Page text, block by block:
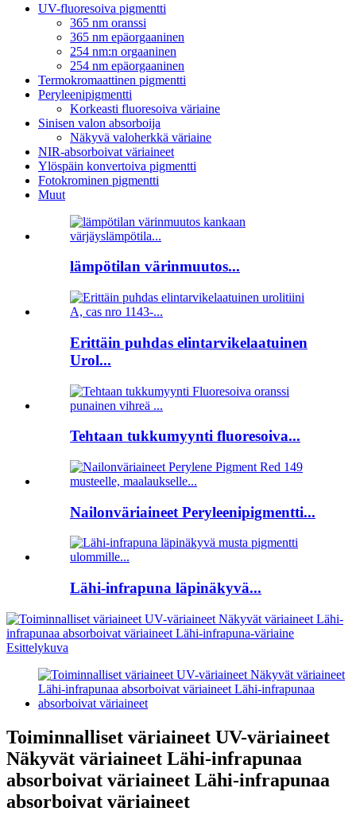
UV-fluoresoiva pigmentti
365 nm oranssi
365 nm epäorgaaninen
254 nm:n orgaaninen
254 nm epäorgaaninen
Termokromaattinen pigmentti
Peryleenipigmentti
Korkeasti fluoresoiva väriaine
Sinisen valon absorboija
Näkyvä valoherkkä väriaine
NIR-absorboivat väriaineet
Ylöspäin konvertoiva pigmentti
Fotokrominen pigmentti
Muut
lämpötilan värinmuutos...
Erittäin puhdas elintarvikelaatuinen
Urol...
Tehtaan tukkumyynti fluoresoiva...
Nailonväriaineet Peryleenipigmentti...
Lähi-infrapuna läpinäkyvä...
Toiminnalliset väriaineet UV-väriaineet
Näkyvät väriaineet Lähi-infrapunaa
absorboivat väriaineet Lähi-infrapunaa
absorboivat väriaineet